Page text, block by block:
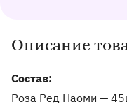
Информация о
Описание
Состав:
Роза Ред Наоми —